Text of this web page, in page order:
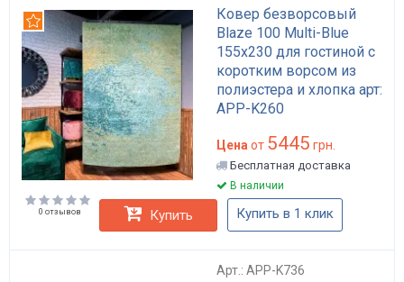
Ковер безворсовый
Blaze 100 Multi-Blue
155х230 для гостиной с
коротким ворсом из
полиэстера и хлопка арт:
APP-K260
Рекомендуем
Цена от 5445 грн.
Бесплатная доставка
В наличии
0 отзывов Купить Купить в 1 клик
Арт.: APP-K736